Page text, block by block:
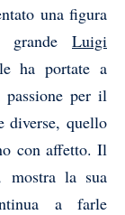
una figura
grande Luigi
ha portate a
per il
diverse, quello
con affetto. Il
mostra la sua
a farle